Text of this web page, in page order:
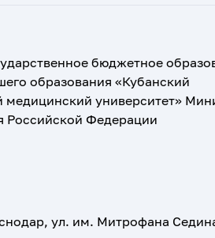
бюджетное
образования «Кубанский
медицинский университет»
Российской Федерации
ул. им. Митрофана